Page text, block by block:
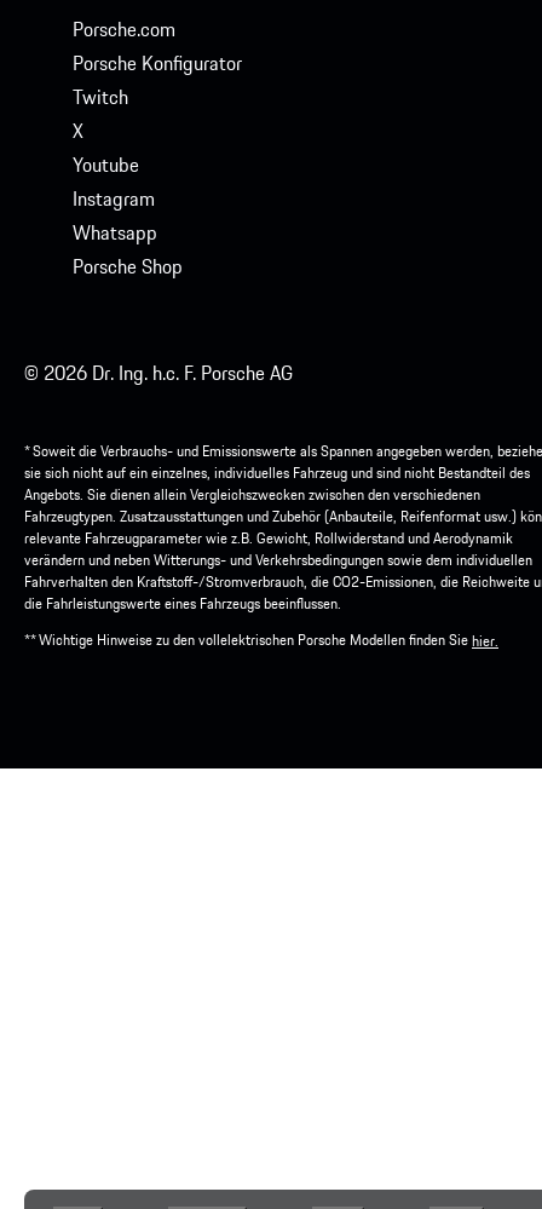
Porsche.com
Porsche Konfigurator
Twitch
X
Youtube
Instagram
Whatsapp
Porsche Shop
© 2026 Dr. Ing. h.c. F. Porsche AG
* Soweit die Verbrauchs- und Emissionswerte als Spannen angegeben werden,
sie sich nicht auf ein einzelnes, individuelles Fahrzeug und sind nicht Bestandteil des
Angebots. Sie dienen allein Vergleichszwecken zwischen den verschiedenen
Fahrzeugtypen. Zusatzausstattungen und Zubehör (Anbauteile, Reifenformat usw.)
relevante Fahrzeugparameter wie z.B. Gewicht, Rollwiderstand und Aerodynamik
verändern und neben Witterungs- und Verkehrsbedingungen sowie dem individuellen
Fahrverhalten den Kraftstoff-/Stromverbrauch, die CO2-Emissionen, die Reichweite
die Fahrleistungswerte eines Fahrzeugs beeinflussen.
** Wichtige Hinweise zu den vollelektrischen Porsche Modellen finden Siehier.